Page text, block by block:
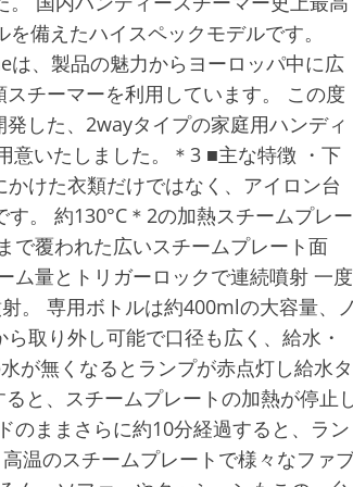
備えたハイスペックモデルです。
、製品の魅力からヨーロッパ中に広
チーマーを利用しています。 この度
した、2wayタイプの家庭用ハンディ
意いたしました。＊3 ■主な特徴 ・下
けた衣類だけではなく、アイロン台
。 約130°C＊2の加熱スチームプレー
で覆われた広いスチームプレート面
ム量とトリガーロックで連続噴射 一度
。 専用ボトルは約400mlの大容量、ノ
取り外し可能で口径も広く、給水・
が無くなるとランプが赤点灯し給水タ
と、スチームプレートの加熱が停止
のままさらに約10分経過すると、ラン
温のスチームプレートで様々なファ